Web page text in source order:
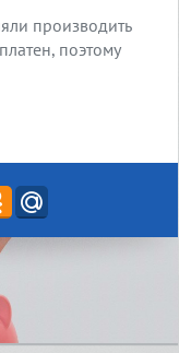
производить
поэтому